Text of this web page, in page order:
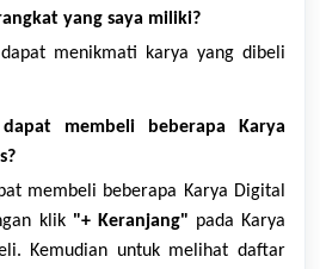
yang saya miliki?
menikmati
karya yang dibeli
membeli beberapa Karya
membeli beberapa Karya Digital
klik "+ Keranjang" pada Karya
Kemudian untuk melihat daftar